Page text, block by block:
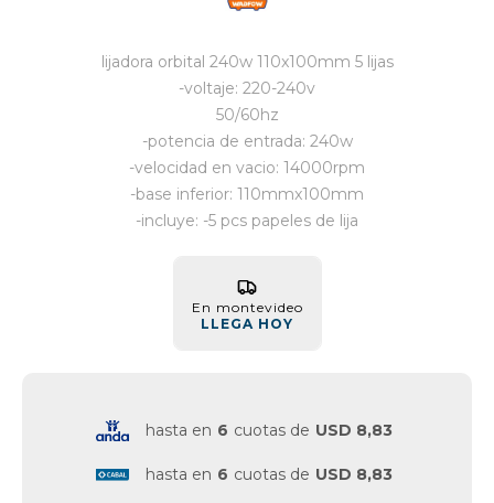
lijadora orbital 240w 110x100mm 5 lijas
-voltaje: 220-240v
50/60hz
-potencia de entrada: 240w
-velocidad en vacio: 14000rpm
-base inferior: 110mmx100mm
-incluye: -5 pcs papeles de lija
En montevideo
LLEGA HOY
hasta en 6 cuotas de USD 8,83
hasta en 6 cuotas de USD 8,83
Juguetes y artículos para bebé